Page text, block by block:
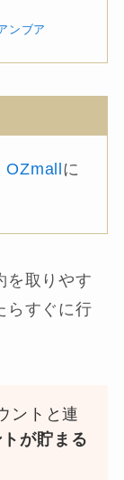
ンブア
OZmall に
を取りやす
らすぐに行
ントと連
が貯まる